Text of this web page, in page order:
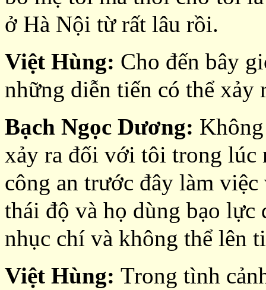
ở Hà Nội từ rất lâu rồi.
Việt Hùng: Cho đến bây
những diễn tiến có thể xảy
Bạch Ngọc Dương:
xảy ra đối với tôi trong lúc
công an trước đây làm
thái độ và họ dùng bạo lực
nhục chí và không thể lên
Việt Hùng: Trong tình